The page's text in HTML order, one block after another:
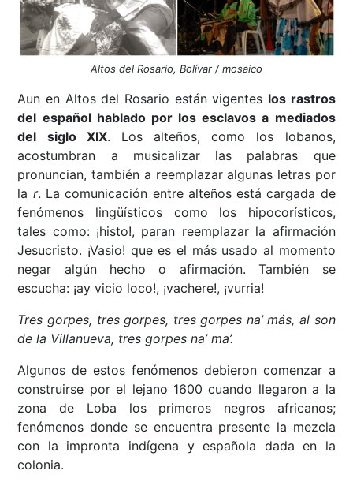
Altos del Rosario, Bolívar / mosaico
Aun en Altos del Rosario están vigentes los rastros
del español hablado por los esclavos a mediados
del siglo XIX. Los alteños, como los lobanos,
acostumbran a musicalizar las palabras que
pronuncian, también a reemplazar algunas letras por
la r. La comunicación entre alteños está cargada de
fenómenos lingüísticos como los hipocorísticos,
tales como: ¡histo!, paran reemplazar la afirmación
Jesucristo. ¡Vasio! que es el más usado al momento
negar algún hecho o afirmación. También se
escucha: ¡ay vicio loco!, ¡vachere!, ¡vurria!
Tres gorpes, tres gorpes, tres gorpes na’ más, al son
de la Villanueva, tres gorpes na’ ma’.
Algunos de estos fenómenos debieron comenzar a
construirse por el lejano 1600 cuando llegaron a la
zona de Loba los primeros negros africanos;
fenómenos donde se encuentra presente la mezcla
con la impronta indígena y española dada en la
colonia.